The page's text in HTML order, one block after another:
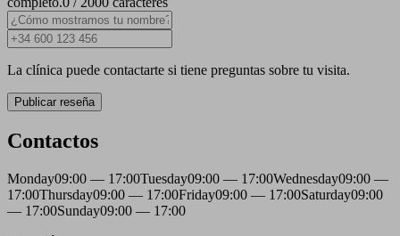
La clínica puede contactarte si tiene preguntas sobre tu visita.
Publicar reseña
Contactos
Monday09:00 — 17:00Tuesday09:00 — 17:00Wednesday09:00 —
17:00Thursday09:00 — 17:00Friday09:00 — 17:00Saturday09:00
— 17:00Sunday09:00 — 17:00